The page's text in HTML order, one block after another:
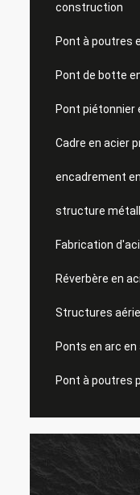
construction
Pont à poutres
Pont de botte
Pont piétonnier
Cadre en acier
encadrement
structure
Fabrication
Réverbère en
Structures
Ponts en arc en
Pont à poutres